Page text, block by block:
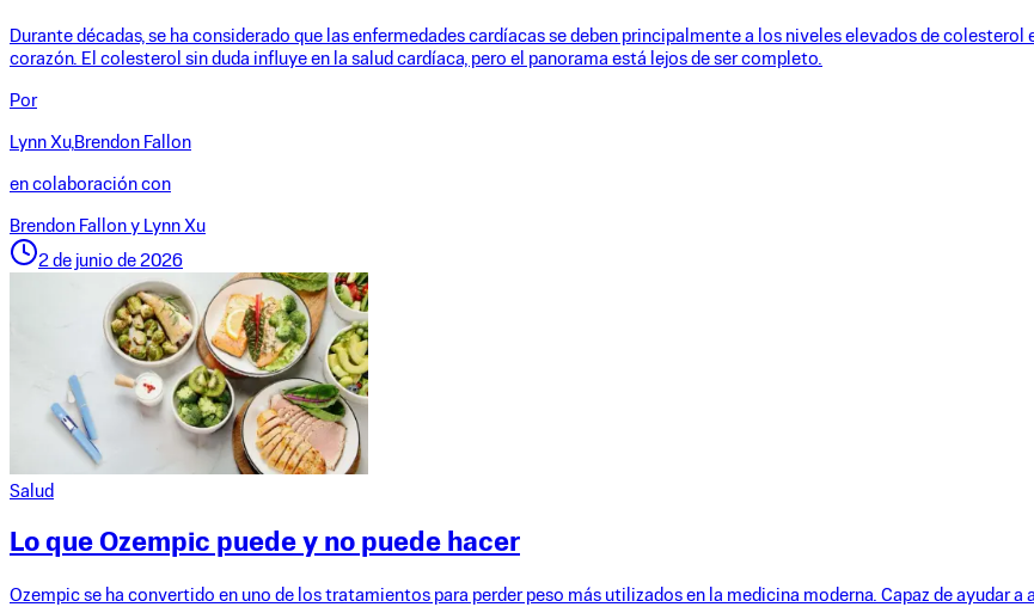
Durante décadas, se ha considerado que las enfermedades cardíacas se deben principalmente a los niveles elevados de
corazón. El colesterol sin duda influye en la salud cardíaca, pero el panorama está lejos de ser completo.
Por
Lynn Xu,Brendon Fallon
en colaboración con
Brendon Fallon y Lynn Xu
2 de junio de 2026
Salud
Lo que Ozempic puede y no puede hacer
Ozempic se ha convertido en uno de los tratamientos para perder peso más utilizados en la medicina moderna. Capaz de ayudar a